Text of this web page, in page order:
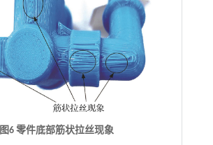
图6 零件底部筋状拉丝现象